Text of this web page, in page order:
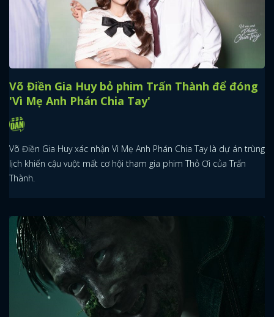
Võ Điền Gia Huy bỏ phim Trấn Thành để đóng
'Vì Mẹ Anh Phán Chia Tay'
Võ Điền Gia Huy xác nhận Vì Mẹ Anh Phán Chia Tay là dự án trùng
lịch khiến cậu vuột mất cơ hội tham gia phim Thỏ Ơi của Trấn
Thành.